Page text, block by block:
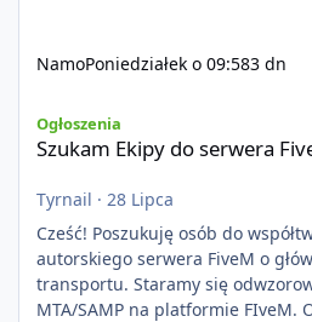
NamoPoniedziałek o 09:583 dn
Ogłoszenia
Szukam Ekipy do serwera
Tyrnail · 28 Lipca
Cześć! Poszukuję osób do współtworzenia TRUCK RPG -
autorskiego serwera FiveM o
transportu. Staramy się
MTA/SAMP na platformie FIveM.